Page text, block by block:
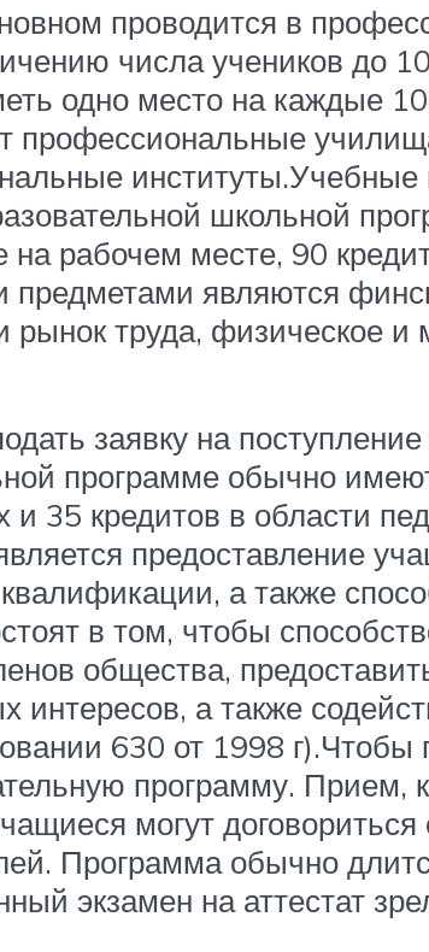
проводится в
числа учеников до
одно место на каждые
профессиональные
школьной
на рабочем месте, 90
являются
труда, физическое и
заявку на
программе обычно
35 кредитов в области
предоставление
а также
в том, чтобы
общества,
интересов, а также
630 от 1998
программу. Прием,
могут
Программа обычно
экзамен на аттестат